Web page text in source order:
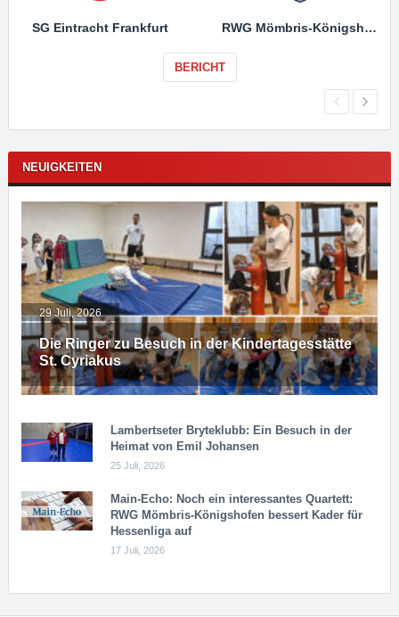
SG Eintracht Frankfurt RWG Mömbris-Königshofen
BERICHT
NEUIGKEITEN
Die Ringer zu Besuch in der Kindertagesstätte
St. Cyriakus
29 Juli, 2026
Lambertseter Bryteklubb: Ein Besuch in der
Heimat von Emil Johansen
25 Juli, 2026
Main-Echo: Noch ein in­ter­es­san­tes Quar­tett:
RWG Möm­b­ris-Kö­n­igs­ho­fen bessert Kader für
Hessenliga auf
17 Juli, 2026